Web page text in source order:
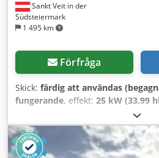
Sankt Veit in der
Südsteiermark
1 495 km
Förfråga
Skick: färdig att användas
fungerande, effekt: 25 kW (33,99
, drifttimmar:
BW120AD-4 Årsmodell: 2007
25,2 kW Kubota 2.800 kg
BOMAG BW100AD-4 Årsmodell: